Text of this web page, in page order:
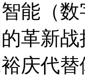
能（
革新
庆代